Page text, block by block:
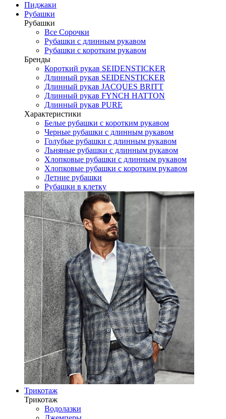
Пиджаки
Рубашки
Рубашки
Все Сорочки
Рубашки с длинным рукавом
Рубашки с коротким рукавом
Бренды
Короткий рукав SEIDENSTICKER
Длинный рукав SEIDENSTICKER
Длинный рукав JAСQUES BRITT
Длинный рукав FYNCH HATTON
Длинный рукав PURE
Характеристики
Белые рубашки с коротким рукавом
Черные рубашки с длинным рукавом
Голубые рубашки с длинным рукавом
Льняные рубашки с длинным рукавом
Хлопковые рубашки с длинным рукавом
Хлопковые рубашки с коротким рукавом
Летние рубашки
Рубашки в клетку
Трикотаж
Трикотаж
Водолазки